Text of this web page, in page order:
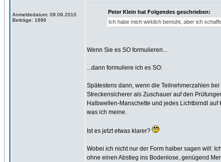
Anmeldedatum: 09.09.2010
Beiträge: 1896
Peter Klein hat Folgendes geschrieben:
Ich habe mich wirklich bemüht, aber ich
Wenn Sie es SO formulieren...
...dann formuliere ich es SO:
Spätestens dann, wenn die Teilnehmerzahlen
Streckensicherer als Zuschauer auf den
Halbwellen-Manschette und jedes Lichtbirndl
was ich meine.
Ist es jetzt etwas klarer?
Wobei ich nicht nur der Form halber sagen will:
ohne einen Abstieg ins Bodenlose, genügend